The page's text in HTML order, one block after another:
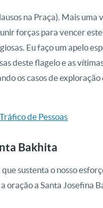
na Praça). Mais uma
forças para vencer
Eu faço um apelo
deste flagelo e as
os casos de exploração
de Pessoas
Bakhita
sustenta o nosso
oração a Santa Josefina